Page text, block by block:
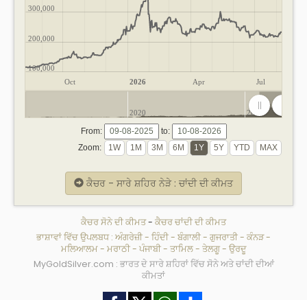
Oct 2026 Apr Jul
100,000
200,000
300,000
2020 2025
From:
to:
Zoom:
ਕੈਚਰ - ਸਾਰੇ ਸ਼ਹਿਰ ਨੇੜੇ : ਚਾਂਦੀ ਦੀ ਕੀਮਤ
ਕੈਚਰ ਸੋਨੇ ਦੀ ਕੀਮਤ- ਕੈਚਰ ਚਾਂਦੀ ਦੀ ਕੀਮਤ
ਭਾਸ਼ਾਵਾਂ ਵਿੱਚ ਉਪਲਬਧ : ਅੰਗਰੇਜ਼ੀ- ਹਿੰਦੀ- ਬੰਗਾਲੀ- ਗੁਜਰਾਤੀ- ਕੰਨੜ-
ਮਲਿਆਲਮ- ਮਰਾਠੀ- ਪੰਜਾਬੀ- ਤਾਮਿਲ- ਤੇਲਗੂ- ਉਰਦੂ
MyGoldSilver.com : ਭਾਰਤ ਦੇ ਸਾਰੇ ਸ਼ਹਿਰਾਂ ਵਿੱਚ ਸੋਨੇ ਅਤੇ ਚਾਂਦੀ ਦੀਆਂ
ਕੀਮਤਾਂ